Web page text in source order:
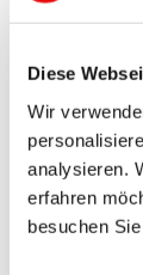
Diese
Wir
analysieren.
erfahren
besuchen
CAPTOP
Ces
EP ...
Plus de détails